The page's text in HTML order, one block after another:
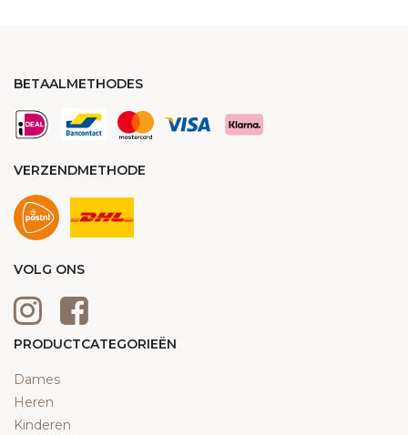
BETAALMETHODES
VERZENDMETHODE
VOLG ONS
PRODUCTCATEGORIEËN
Dames
Heren
Kinderen